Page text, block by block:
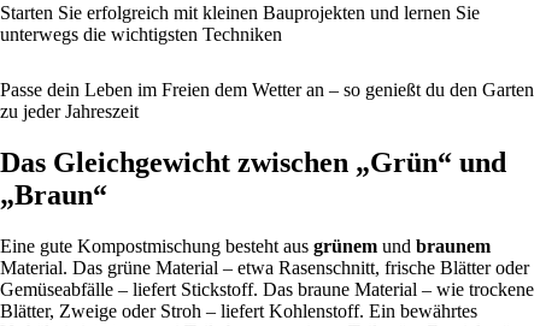
Starten Sie erfolgreich mit kleinen Bauprojekten und lernen Sie
unterwegs die wichtigsten Techniken
Passe dein Leben im Freien dem Wetter an – so genießt du den Garten
zu jeder Jahreszeit
Das Gleichgewicht zwischen „Grün“ und
„Braun“
Eine gute Kompostmischung besteht aus grünem und braunem
Material. Das grüne Material – etwa Rasenschnitt, frische Blätter oder
Gemüseabfälle – liefert Stickstoff. Das braune Material – wie trockene
Blätter, Zweige oder Stroh – liefert Kohlenstoff. Ein bewährtes